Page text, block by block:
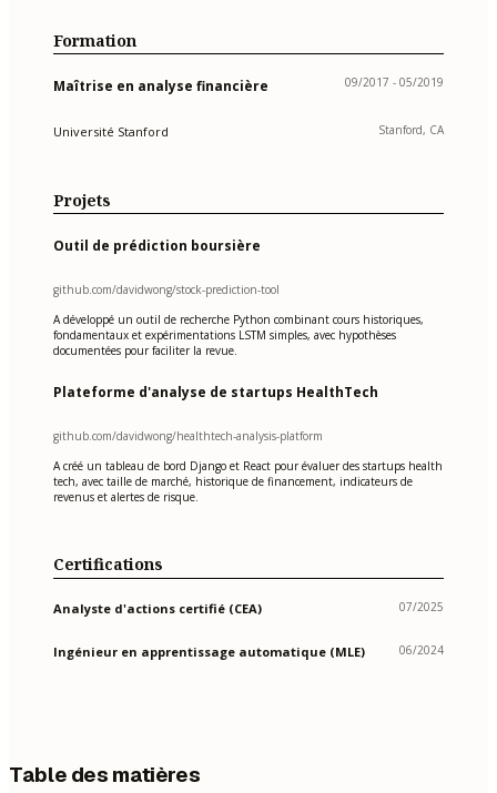
Formation
Maîtrise en analyse financière 09/2017 - 05/2019
Université Stanford Stanford, CA
Projets
Outil de prédiction boursière
github.com/davidwong/stock-prediction-tool
A développé un outil de recherche Python combinant cours historiques,
fondamentaux et expérimentations LSTM simples, avec hypothèses
documentées pour faciliter la revue.
Plateforme d'analyse de startups HealthTech
github.com/davidwong/healthtech-analysis-platform
A créé un tableau de bord Django et React pour évaluer des startups health
tech, avec taille de marché, historique de financement, indicateurs de
revenus et alertes de risque.
Certifications
Analyste d'actions certifié (CEA) 07/2025
Ingénieur en apprentissage automatique (MLE) 06/2024
Table des matières